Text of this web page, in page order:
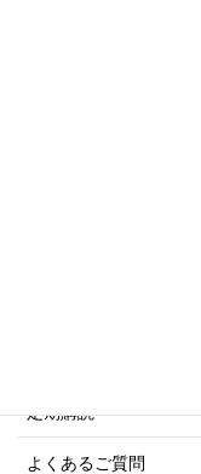
定期購読
よくあるご質問